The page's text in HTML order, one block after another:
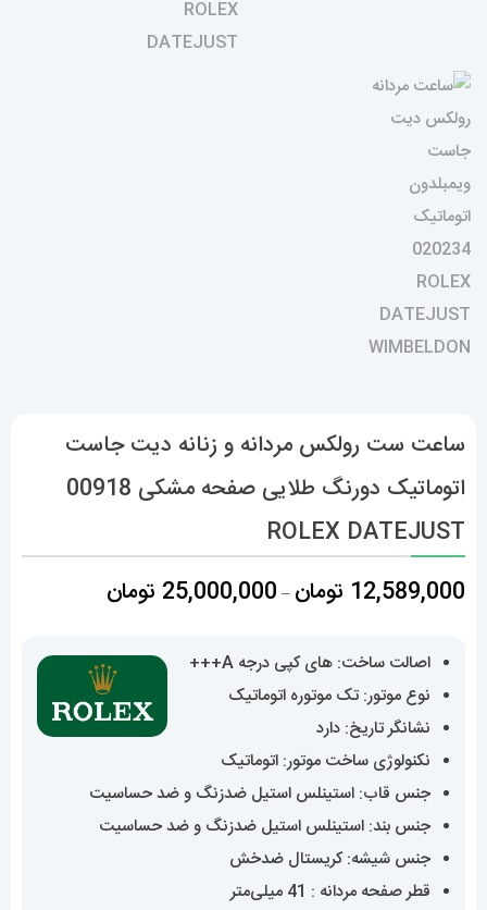
ساعت ست رولکس مردانه و زنانه دیت جاست
اتوماتیک دورنگ طلایی صفحه مشکی 00918
ROLEX DATEJUST
12,589,000 تومان –
25,000,000 تومان
تا
25,000,000 تومان
اصالت ساخت: های کپی درجه A+++
نوع موتور: تک موتوره اتوماتیک
نشانگر تاریخ: دارد
نکنولوژی ساخت موتور: اتوماتیک
جنس قاب: استینلس استیل ضدزنگ و ضد حساسیت
جنس بند: استینلس استیل ضدزنگ و ضد حساسیت
جنس شیشه: کریستال ضدخش
قطر صفحه مردانه : 41 میلی‌متر